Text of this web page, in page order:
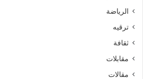
الرياضة
ترقيه
ثقافة
مقابلات
مقالات